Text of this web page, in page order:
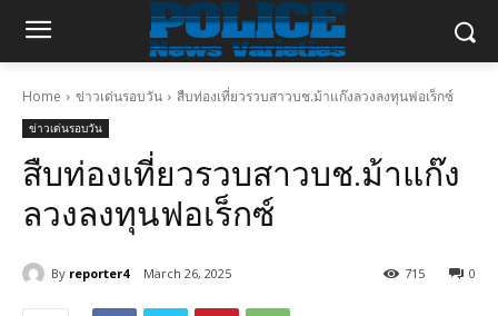
Home ข่าวเด่นรอบวัน สืบท่องเที่ยวรวบสาวบช.ม้าแก๊งลวงลงทุนฟอเร็กซ์
ข่าวเด่นรอบวัน
สืบท่องเที่ยวรวบสาวบช.ม้าแก๊ง
ลวงลงทุนฟอเร็กซ์
By reporter4 March 26, 2025 0
715